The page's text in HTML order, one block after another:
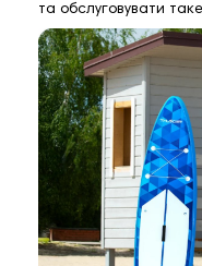
та обслуговувати